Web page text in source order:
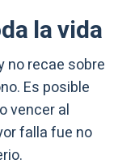
la vida
no recae sobre
Es posible
vencer al
falla fue no